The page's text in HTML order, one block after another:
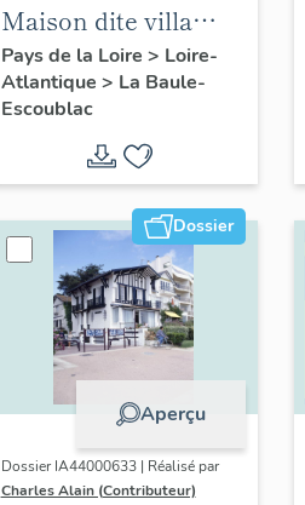
Maison dite villa
balnéaire La Glorita,
19 avenue Saint-Clair
Pays de la Loire > Loire-
Atlantique > La Baule-
Escoublac
Dossier
Aperçu
Dossier IA44000633 | Réalisé par
Charles Alain (Contributeur)